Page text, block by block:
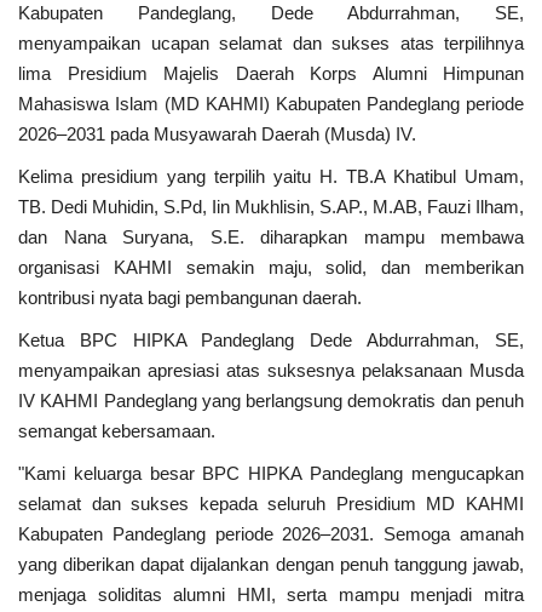
Desa & Kelurahan
Pertanian
Kesehatan
Pemerintahan
Bisnis
Sosial
Kriminal
Polri
Olahraga
Kabupaten Pandeglang, Dede Abdurrahman, SE,
menyampaikan ucapan selamat dan sukses atas terpilihnya
lima Presidium Majelis Daerah Korps Alumni Himpunan
Mahasiswa Islam (MD KAHMI) Kabupaten Pandeglang periode
2026–2031 pada Musyawarah Daerah (Musda) IV.
‎Kelima presidium yang terpilih yaitu H. TB.A Khatibul Umam,
TB. Dedi Muhidin, S.Pd, Iin Mukhlisin, S.AP., M.AB, Fauzi Ilham,
dan Nana Suryana, S.E. diharapkan mampu membawa
organisasi KAHMI semakin maju, solid, dan memberikan
kontribusi nyata bagi pembangunan daerah.
‎Ketua BPC HIPKA Pandeglang Dede Abdurrahman, SE,
menyampaikan apresiasi atas suksesnya pelaksanaan Musda
IV KAHMI Pandeglang yang berlangsung demokratis dan penuh
semangat kebersamaan.
‎"Kami keluarga besar BPC HIPKA Pandeglang mengucapkan
selamat dan sukses kepada seluruh Presidium MD KAHMI
Kabupaten Pandeglang periode 2026–2031. Semoga amanah
yang diberikan dapat dijalankan dengan penuh tanggung jawab,
menjaga soliditas alumni HMI, serta mampu menjadi mitra